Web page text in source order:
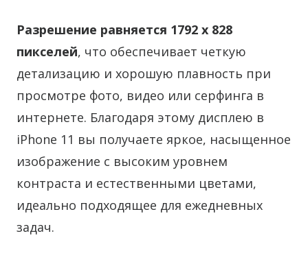
Разрешение равняется 1792 x 828
пикселей, что обеспечивает четкую
детализацию и хорошую плавность при
просмотре фото, видео или серфинга в
интернете. Благодаря этому дисплею в
iPhone 11 вы получаете яркое, насыщенное
изображение с высоким уровнем
контраста и естественными цветами,
идеально подходящее для ежедневных
задач.